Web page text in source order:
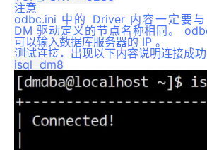
注意
odbc.ini 中的 Driver 内容一定要
DM 驱动定义的节点名称相同。
可以输入数据库服务器的 IP 。
测试连接，出现以下内容说明连接成功